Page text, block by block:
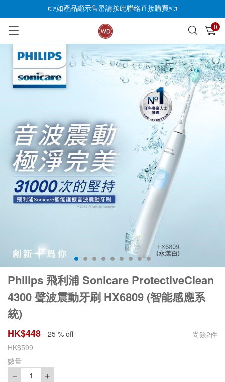
👉如產品顯示售罄請按此聯絡直接購買👈
0
已加入購物車 查看
Philips 飛利浦 Sonicare ProtectiveClean
4300 聲波震動牙刷 HX6809 (智能感應系
統)
HK$448 25 % off 尚餘2件
HK$599
數量
－ 1 ＋